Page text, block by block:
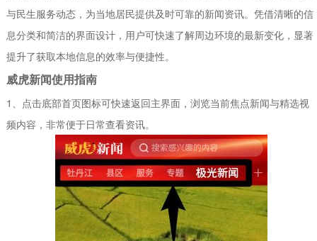
与民生服务动态，为当地居民提供及时可靠的新闻资讯。凭借清晰的信
息分类和简洁的界面设计，用户可快速了解周边环境的最新变化，显著
提升了获取本地信息的效率与便捷性。
威虎新闻使用指南
1、点击底部首页图标可快速返回主界面，浏览当前焦点新闻与精选视
频内容，非常便于日常查看资讯。